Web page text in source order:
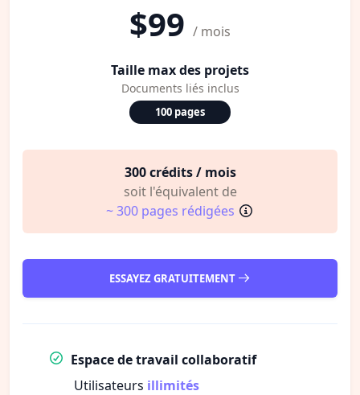
$99 / mois
Taille max des projets
Documents liés inclus
100 pages
300 crédits / mois
soit l'équivalent de
~ 300 pages rédigées
ESSAYEZ GRATUITEMENT
Espace de travail collaboratif
Utilisateurs illimités